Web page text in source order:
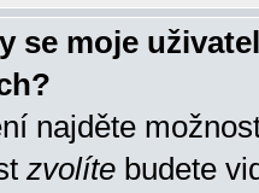
se moje
najděte
zvolíte budete